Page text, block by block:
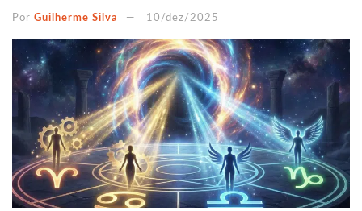
Por Guilherme Silva 10/dez/2025